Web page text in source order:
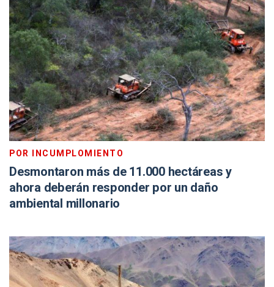
POR INCUMPLOMIENTO
Desmontaron más de 11.000 hectáreas y
ahora deberán responder por un daño
ambiental millonario